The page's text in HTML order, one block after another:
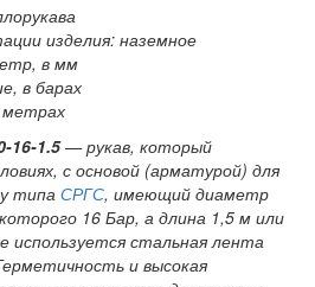
изделия: наземное
в мм
в барах
метрах
16-1.5— рукав, который
с основой (арматурой) для
типа СРГС, имеющий диаметр
16 Бар, а длина 1,5 м или
используется стальная лента
и высокая